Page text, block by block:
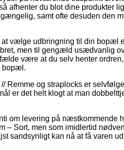
afhenter du blot dine produkter
samt ofte desuden den
at vælge udbringning til din bopæl
men til gengæld usædvanlig
være at du selv henter
bopæl.
Remme og straplocks er
er det helt klogt at man
om levering på næstkommende
– Sort, men som imidlertid
sandsynligt kan nå at få varen